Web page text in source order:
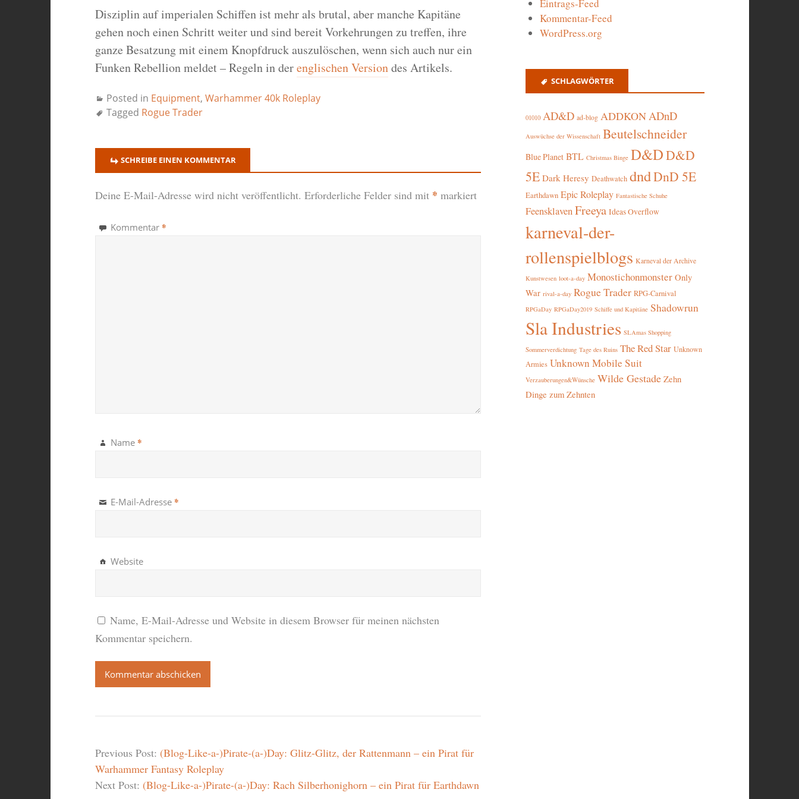
Disziplin auf imperialen Schiffen ist mehr als brutal, aber manche Kapitäne
gehen noch einen Schritt weiter und sind bereit Vorkehrungen zu treffen, ihre
ganze Besatzung mit einem Knopfdruck auszulöschen, wenn sich auch nur ein
Funken Rebellion meldet – Regeln in derenglischen Versiondes Artikels.
Posted in Equipment, Warhammer 40k Roleplay
Tagged Rogue Trader
SCHREIBE EINEN KOMMENTAR
Deine E-Mail-Adresse wird nicht veröffentlicht. Erforderliche Felder sind mit * markiert
Kommentar *
Name *
E-Mail-Adresse *
Website
Name, E-Mail-Adresse und Website in diesem Browser für meinen nächsten
Kommentar speichern.
Previous Post: (Blog-Like-a-)Pirate-(a-)Day: Glitz-Glitz, der Rattenmann – ein Pirat für
Warhammer Fantasy Roleplay
Next Post: (Blog-Like-a-)Pirate-(a-)Day: Rach Silberhonighorn – ein Pirat für Earthdawn
Eintrags-Feed
Kommentar-Feed
WordPress.org
SCHLAGWÖRTER
01010 AD&D ad-blog ADDKONADnD
Auswüchse der Wissenschaft Beutelschneider
Blue Planet BTL Christmas Binge D&DD&D
5E Dark Heresy Deathwatch dndDnD 5E
Earthdawn Epic Roleplay Fantastische Schuhe
Feensklaven Freeya Ideas Overflow
karneval-der-
rollenspielblogs Karneval der Archive
Kunstwesen loot-a-day Monostichonmonster Only
War rival-a-day Rogue Trader RPG-Carnival
RPGaDay RPGaDay2019 Schiffe und Kapitäne Shadowrun
Sla Industries SLAmas Shopping
Sommerverdichtung Tage des Ruins The Red Star Unknown
Armies Unknown Mobile Suit
Verzauberungen&Wünsche Wilde Gestade Zehn
Dinge zum Zehnten